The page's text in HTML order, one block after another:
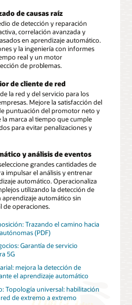
de causas raíz
de detección y reparación
correlación avanzada y
en aprendizaje automático.
y la ingeniería con informes
real y un motor
de problemas.
de cliente de red
la red y del servicio para los
Mejore la satisfacción del
puntuación del promotor neto y
la marca al tiempo que cumple
para evitar penalizaciones y
y análisis de eventos
grandes cantidades de
impulsar el análisis y entrenar
automático. Operacionaliza
utilizando la detección de
aprendizaje automático sin
de operaciones.
Trazando el camino hacia
(PDF)
Garantía de servicio
5G
mejora la detección de
el aprendizaje automático
Topología universal: habilitación
de extremo a extremo